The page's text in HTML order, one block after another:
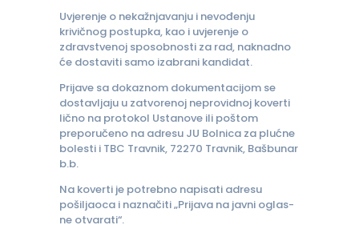
Uvjerenje o nekažnjavanju i nevođenju
krivičnog postupka, kao i uvjerenje o
zdravstvenoj sposobnosti za rad, naknadno
će dostaviti samo izabrani kandidat.
Prijave sa dokaznom dokumentacijom se
dostavljaju u zatvorenoj neprovidnoj koverti
lično na protokol Ustanove ili poštom
preporučeno na adresu JU Bolnica za plućne
bolesti i TBC Travnik, 72270 Travnik, Bašbunar
b.b.
Na koverti je potrebno napisati adresu
pošiljaoca i naznačiti „Prijava na javni oglas-
ne otvarati“.